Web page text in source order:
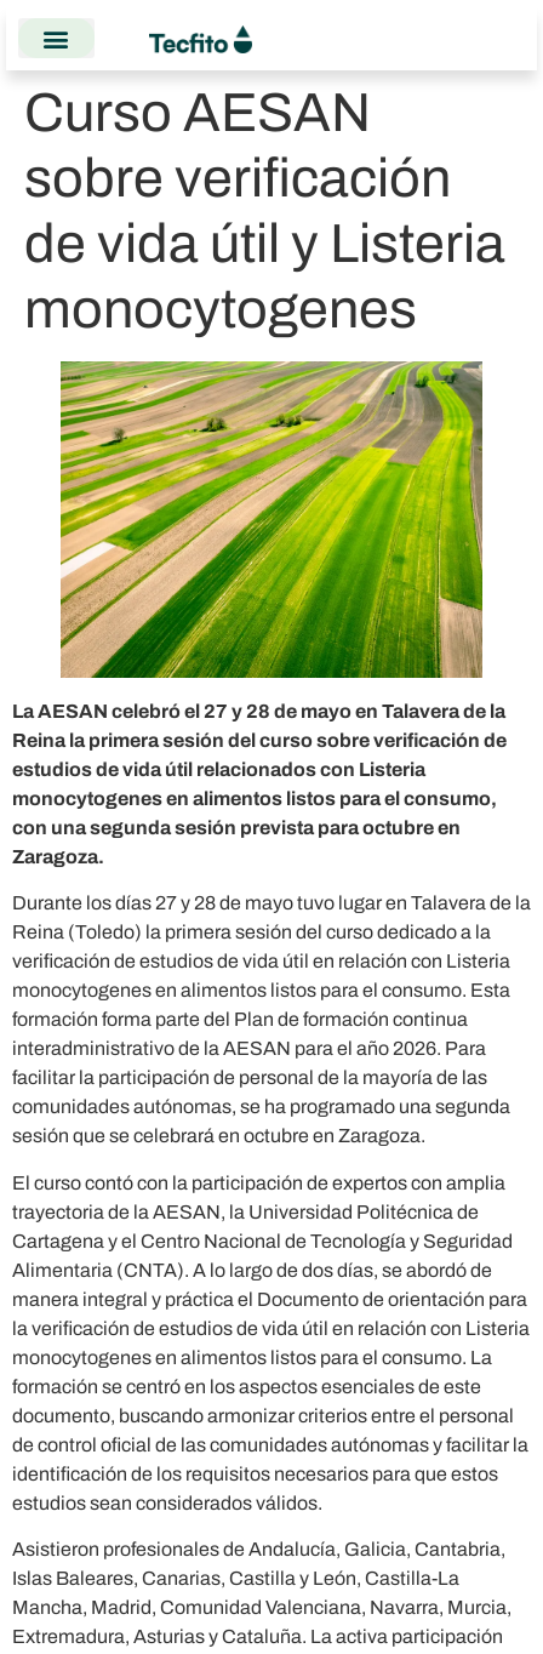
Curso AESAN
sobre verificación
de vida útil y Listeria
monocytogenes
La AESAN celebró el 27 y 28 de mayo en Talavera de la
Reina la primera sesión del curso sobre verificación de
estudios de vida útil relacionados con Listeria
monocytogenes en alimentos listos para el consumo,
con una segunda sesión prevista para octubre en
Zaragoza.
Durante los días 27 y 28 de mayo tuvo lugar en Talavera de la
Reina (Toledo) la primera sesión del curso dedicado a la
verificación de estudios de vida útil en relación con Listeria
monocytogenes en alimentos listos para el consumo. Esta
formación forma parte del Plan de formación continua
interadministrativo de la AESAN para el año 2026. Para
facilitar la participación de personal de la mayoría de las
comunidades autónomas, se ha programado una segunda
sesión que se celebrará en octubre en Zaragoza.
El curso contó con la participación de expertos con amplia
trayectoria de la AESAN, la Universidad Politécnica de
Cartagena y el Centro Nacional de Tecnología y Seguridad
Alimentaria (CNTA). A lo largo de dos días, se abordó de
manera integral y práctica el Documento de orientación para
la verificación de estudios de vida útil en relación con Listeria
monocytogenes en alimentos listos para el consumo. La
formación se centró en los aspectos esenciales de este
documento, buscando armonizar criterios entre el personal
de control oficial de las comunidades autónomas y facilitar la
identificación de los requisitos necesarios para que estos
estudios sean considerados válidos.
Asistieron profesionales de Andalucía, Galicia, Cantabria,
Islas Baleares, Canarias, Castilla y León, Castilla-La
Mancha, Madrid, Comunidad Valenciana, Navarra, Murcia,
Extremadura, Asturias y Cataluña. La activa participación